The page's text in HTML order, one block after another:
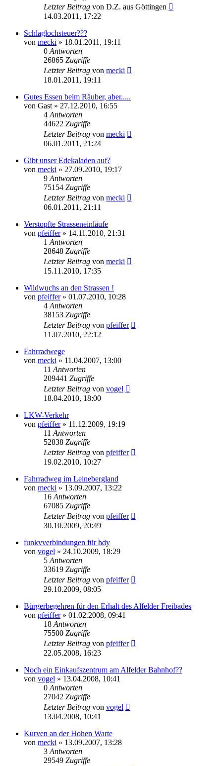
Letzter Beitrag von D.Z. aus Göttingen
14.03.2011, 17:22
Schlaglochsteuer???
von mecki » 18.01.2011, 19:11
0 Antworten
26865 Zugriffe
Letzter Beitrag von mecki
18.01.2011, 19:11
Gutes Essen beim Räuber, aber.....
von Gast » 27.12.2010, 16:55
4 Antworten
44622 Zugriffe
Letzter Beitrag von mecki
06.01.2011, 21:24
Gibt unser Edekaladen auf?
von mecki » 27.09.2010, 19:17
9 Antworten
75154 Zugriffe
Letzter Beitrag von mecki
06.01.2011, 21:11
Verstopfte Strasseneinläufe
von pfeiffer» 14.11.2010, 21:31
1 Antworten
28648 Zugriffe
Letzter Beitrag von mecki
15.11.2010, 17:35
Wildwuchs an den Strassen !
von pfeiffer» 01.07.2010, 10:28
4 Antworten
38153 Zugriffe
Letzter Beitrag von pfeiffer
11.07.2010, 22:12
Fahrradwege
von mecki » 11.04.2007, 13:00
11 Antworten
209441 Zugriffe
Letzter Beitrag von vogel
18.04.2010, 18:00
LKW-Verkehr
von pfeiffer» 11.12.2009, 19:19
11 Antworten
52838 Zugriffe
Letzter Beitrag von pfeiffer
19.02.2010, 10:27
Fahrradweg im Leinebergland
von mecki » 13.09.2007, 13:22
16 Antworten
67085 Zugriffe
Letzter Beitrag von pfeiffer
30.10.2009, 20:49
funkvverbindungen für hdy
von vogel » 24.10.2009, 18:29
5 Antworten
33619 Zugriffe
Letzter Beitrag von pfeiffer
29.10.2009, 08:05
Bürgerbegehren für den Erhalt des Alfelder Freibades
von pfeiffer» 01.02.2008, 09:41
18 Antworten
75500 Zugriffe
Letzter Beitrag von pfeiffer
22.05.2008, 16:23
Noch ein Einkaufszentrum am Alfelder Bahnhof??
von vogel » 13.04.2008, 10:41
0 Antworten
27042 Zugriffe
Letzter Beitrag von vogel
13.04.2008, 10:41
Kurven an der Hohen Warte
von mecki » 13.09.2007, 13:28
3 Antworten
29549 Zugriffe